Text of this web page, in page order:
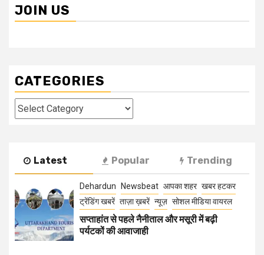
JOIN US
CATEGORIES
Categories
Latest Popular Trending
Dehardun Newsbeat आपका शहर खबर हटकर
ट्रेंडिंग खबरें ताज़ा ख़बरें न्यूज़ सोशल मीडिया वायरल
सप्ताहांत से पहले नैनीताल और मसूरी में बढ़ी
पर्यटकों की आवाजाही